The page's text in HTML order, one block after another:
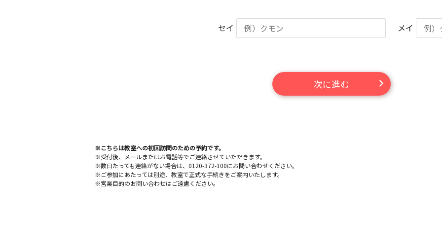
セイ メイ
次に進む
※こちらは教室への初回訪問のための予約です。
※受付後、メールまたはお電話等でご連絡させていただきます。
※数日たっても連絡がない場合は、0120-372-100にお問い合わせください。
※ご参加にあたっては別途、教室で正式な手続きをご案内いたします。
※営業目的のお問い合わせはご遠慮ください。